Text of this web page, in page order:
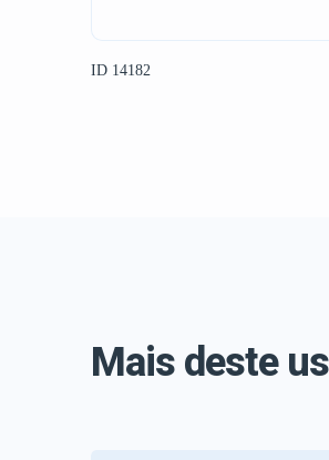
ID 14182
Mais deste